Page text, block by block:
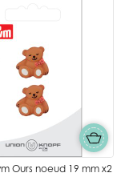
Ours noeud 19 mm x2